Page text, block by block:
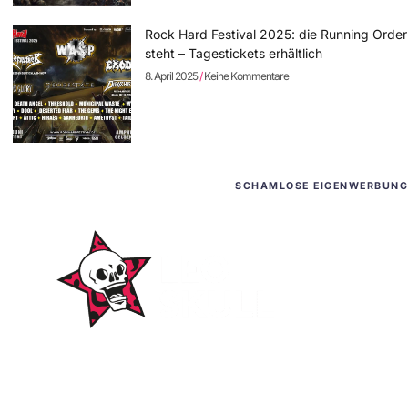
Rock Hard Festival 2025: die Running Order
steht – Tagestickets erhältlich
8. April 2025 Keine Kommentare
SCHAMLOSE EIGENWERBUNG